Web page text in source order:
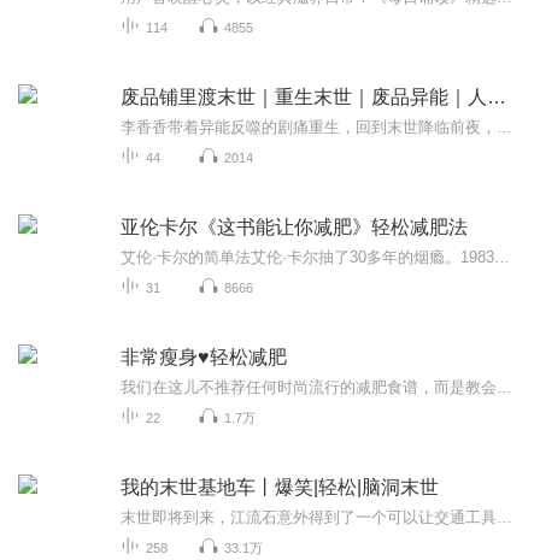
114 4855
废品铺里渡末世｜重生末世｜废品异能｜人性救赎
44 2014
亚伦卡尔《这书能让你减肥》轻松减肥法
31 8666
非常瘦身♥轻松减肥
22 1.7万
我的末世基地车丨爆笑|轻松|脑洞末世
258 33.1万